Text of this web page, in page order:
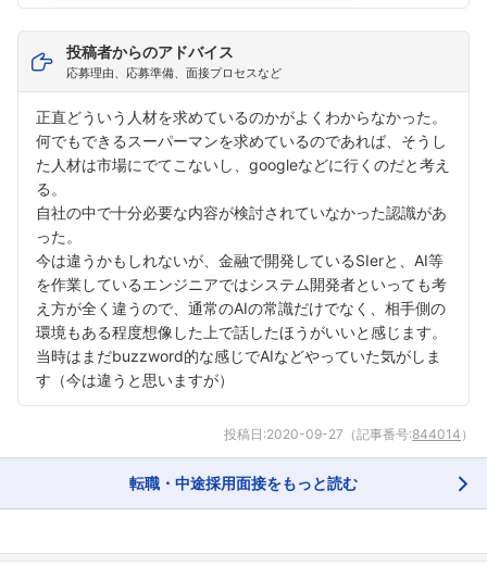
投稿者からのアドバイス
応募理由、応募準備、面接プロセスなど
正直どういう人材を求めているのかがよくわからなかった。
何でもできるスーパーマンを求めているのであれば、そうし
た人材は市場にでてこないし、googleなどに行くのだと考え
る。
自社の中で十分必要な内容が検討されていなかった認識があ
った。
今は違うかもしれないが、金融で開発しているSIerと、AI等
を作業しているエンジニアではシステム開発者といっても考
え方が全く違うので、通常のAIの常識だけでなく、相手側の
環境もある程度想像した上で話したほうがいいと感じます。
当時はまだbuzzword的な感じでAIなどやっていた気がしま
す（今は違うと思いますが）
投稿日:2020-09-27 （記事番号:844014 ）
転職・中途採用面接をもっと読む